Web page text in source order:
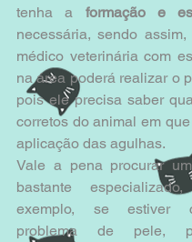
tenha a formação e
necessária, sendo assim,
médico veterinária com
na área poderá realizar o
pois ele precisa saber
corretos do animal em
aplicação das agulhas.
Vale a pena procurar
bastante
exemplo, se estiver
problema de pele,